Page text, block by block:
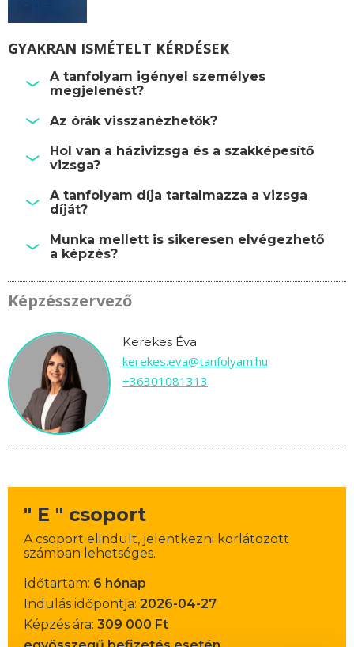
GYAKRAN ISMÉTELT KÉRDÉSEK
A tanfolyam igényel személyes
megjelenést?
Az órák visszanézhetők?
Hol van a házivizsga és a szakképesítő
vizsga?
A tanfolyam díja tartalmazza a vizsga
díját?
Munka mellett is sikeresen elvégezhető
a képzés?
Képzésszervező
Kerekes Éva
kerekes.eva@tanfolyam.hu
+36301081313
" E " csoport
A csoport elindult, jelentkezni korlátozott
számban lehetséges.
Időtartam: 6 hónap
Indulás időpontja: 2026-04-27
Képzés ára: 309 000 Ft